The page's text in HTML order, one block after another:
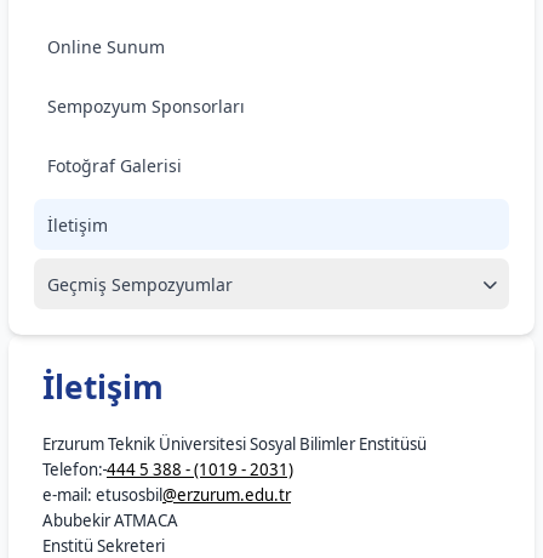
Online Sunum
Sempozyum Sponsorları
Fotoğraf Galerisi
İletişim
Geçmiş Sempozyumlar
İletişim
Erzurum Teknik Üniversitesi Sosyal Bilimler Enstitüsü
Telefon: 444 5 388 - (1019 -2031)
e-mail: etusosbil@erzurum.edu.tr
Abubekir ATMACA
Enstitü Sekreteri